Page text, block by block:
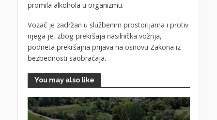
promila alkohola u organizmu.
Vozač je zadržan u službenim prostorijama i protiv
njega je, zbog prekršaja nasilnička vožnja,
podneta prekršajna prijava na osnovu Zakona iz
bezbednosti saobraćaja.
You may also like